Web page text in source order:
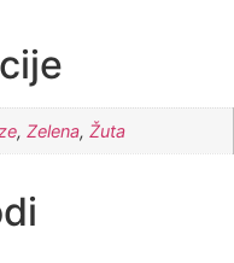
, Zelena, Žuta